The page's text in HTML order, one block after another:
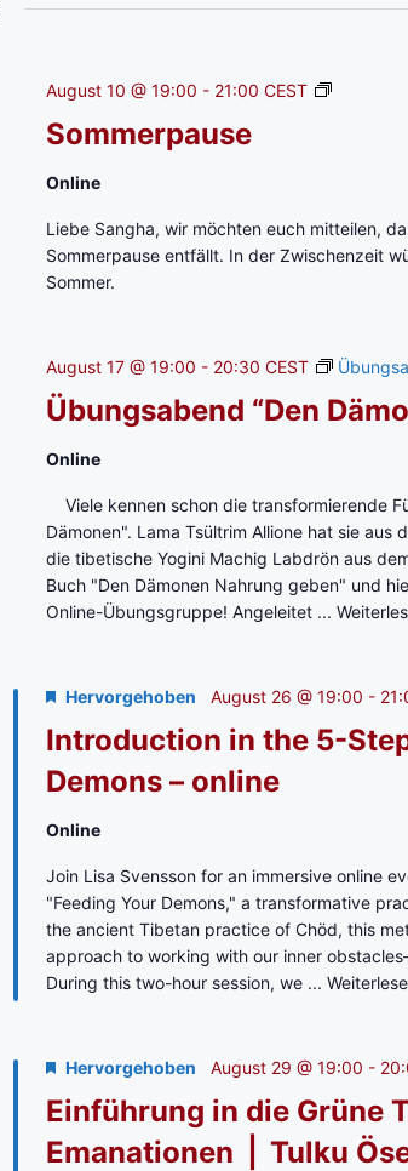
m
ä
h
e
n
.
Sommerpause
August 10 @ 19:00 - 21:00 CEST
1
a
m
G
o
ü
g
i
g
k
t
T
e
i
t
L
o
p
B
a
b
Online
Liebe Sangha, wir möchten euch mitteilen,
Sommerpause entfällt. In der Zwischenzeit
Sommer.
Übungsabend “Den
August 17 @ 19:00 - 20:30 CEST
Online
Viele kennen schon die transformierende
Dämonen". Lama Tsültrim Allione hat sie
die tibetische Yogini Machig Labdrön aus
Buch "Den Dämonen Nahrung geben" und
Online-Übungsgruppe! Angeleitet ...
Introduction in the 5-
Demons – online
Hervorgehoben August 26 @ 19:00 -
Online
Join Lisa Svensson for an immersive online
"Feeding Your Demons," a transformative
the ancient Tibetan practice of Chöd, this
approach to working with our inner
During this two-hour session, we ...
Einführung in die Grüne
Emanationen ⎪ Tulku
Hervorgehoben August 29 @ 19:00 -